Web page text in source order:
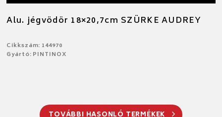
Alu. jégvödör 18×20,7cm SZÜRKE AUDREY
Cikkszám: 144970
Gyártó: PINTINOX